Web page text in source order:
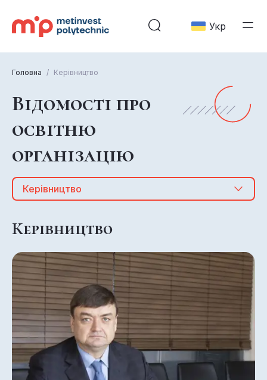
Укр
Головна / Керівництво
Відомості про
освітню
організацію
Керівництво
Керівництво